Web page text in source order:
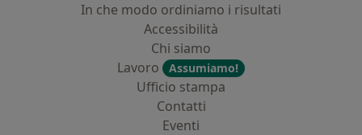
In che modo ordiniamo i risultati
Accessibilità
Chi siamo
Lavoro
Assumiamo!
Ufficio stampa
Contatti
Eventi